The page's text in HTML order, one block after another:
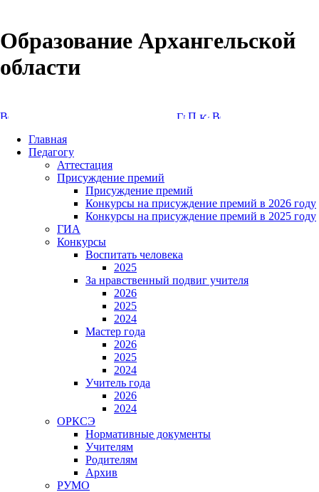
Образование Архангельской
области
Главная
Педагогу
Аттестация
Присуждение премий
Присуждение премий
Конкурсы на присуждение премий в 2026 году
Конкурсы на присуждение премий в 2025 году
ГИА
Конкурсы
Воспитать человека
2025
За нравственный подвиг учителя
2026
2025
2024
Мастер года
2026
2025
2024
Учитель года
2026
2024
ОРКСЭ
Нормативные документы
Учителям
Родителям
Архив
РУМО